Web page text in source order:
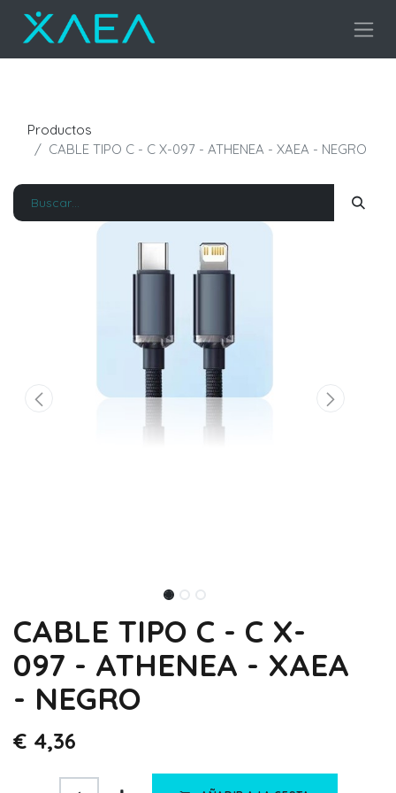
Productos
CABLE TIPO C - C X-097 - ATHENEA - XAEA - NEGRO
CABLE TIPO C - C X-
097 - ATHENEA - XAEA
- NEGRO
€ 4,36